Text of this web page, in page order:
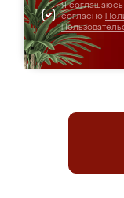
Я соглашаюсь
согласно